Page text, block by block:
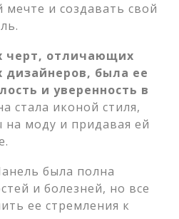
мечте и создавать свой
черт, отличающих
дизайнеров, была ее
и уверенность в
стала иконой стиля,
моду и придавая ей
была полна
и болезней, но все
ее стремления к